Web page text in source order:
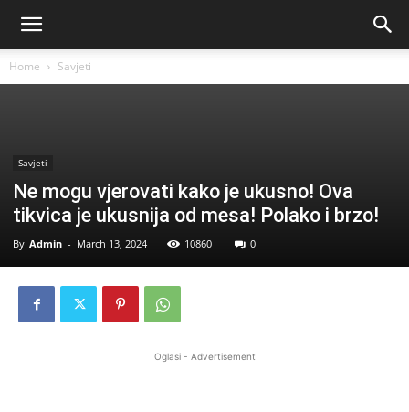
Home Savjeti
Savjeti
Ne mogu vjerovati kako je ukusno! Ova
tikvica je ukusnija od mesa! Polako i brzo!
By Admin - March 13, 2024 10860 0
Oglasi - Advertisement